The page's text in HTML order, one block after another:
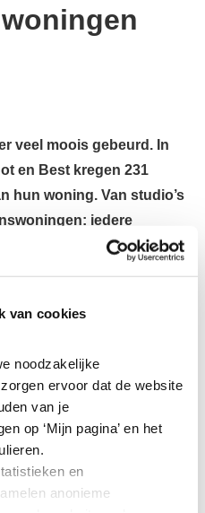
van cookies
noodzakelijke
ervoor dat de website
van je
op ‘Mijn pagina’ en het
en
anonieme
veel moois gebeurd. In
en Best kregen 231
hun woning. Van studio’s
iedere
thuis voor bewoners.
een grote vernieuwing
stonden, staan nu 5
februari kregen nieuwe
van hun woning.
appartementen en